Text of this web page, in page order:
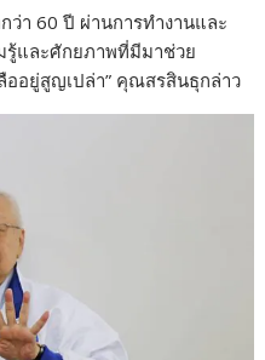
ว่า 60 ปี ผ่านการทำงานและ
รู้และศักยภาพที่มีมาช่วย
ออยู่สูญเปล่า” คุณสรสินธุกล่าว